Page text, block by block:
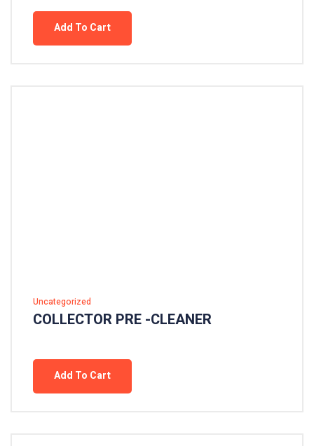
Add To Cart
Uncategorized
COLLECTOR PRE -CLEANER
Add To Cart